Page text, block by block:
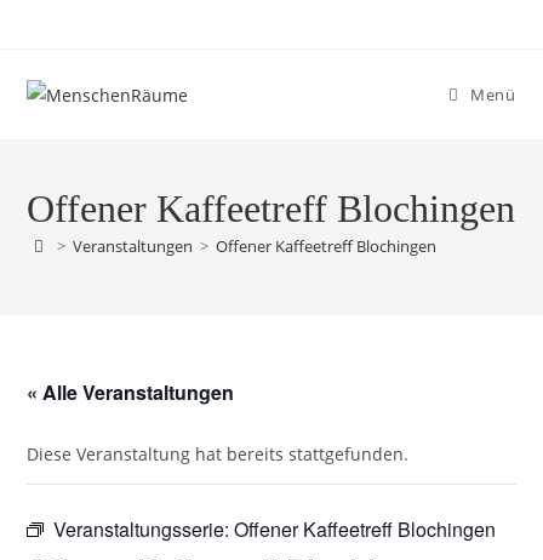
Menü
Offener Kaffeetreff Blochingen
> Veranstaltungen > Offener Kaffeetreff Blochingen
« Alle Veranstaltungen
Diese Veranstaltung hat bereits stattgefunden.
Veranstaltungsserie:Offener Kaffeetreff Blochingen